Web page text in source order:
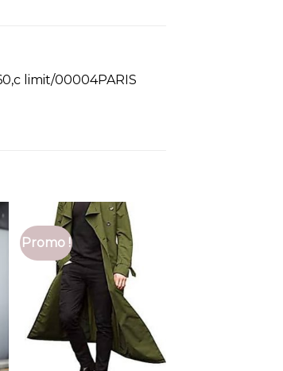
limit/00004PARIS
Promo !